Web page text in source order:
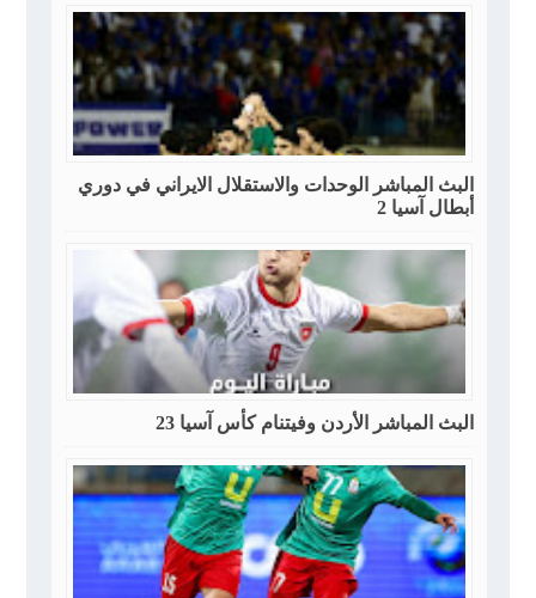
البث المباشر الوحدات والاستقلال الايراني في دوري
أبطال آسيا 2
البث المباشر الأردن وفيتنام كأس آسيا 23